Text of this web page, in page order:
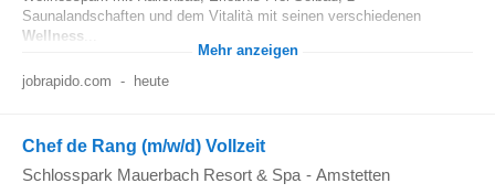
Saunalandschaften und dem Vitalità mit seinen verschiedenen
Wellness
Mehr anzeigen
jobrapido.com - heute
Chef de Rang (m/w/d) Vollzeit
Schlosspark Mauerbach Resort & Spa - Amstetten